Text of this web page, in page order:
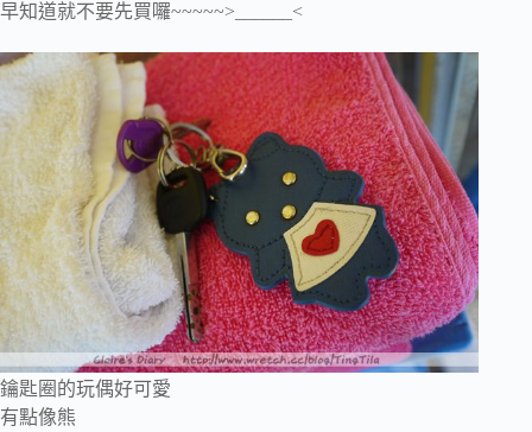
早知道就不要先買囉~~~~~>______<
鑰匙圈的玩偶好可愛
有點像熊